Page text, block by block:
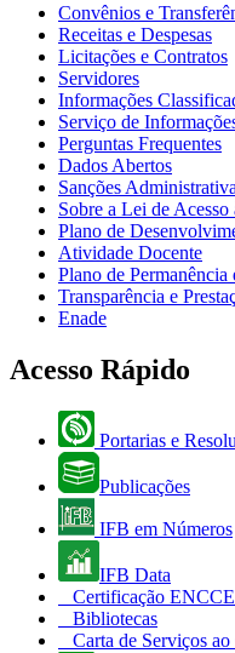
Convênios e
Receitas e Despesas
Licitações e Contratos
Servidores
Informações
Serviço de
Perguntas Frequentes
Dados Abertos
Sanções
Sobre a Lei de
Plano de
Atividade Docente
Plano de Permanência
Transparência e
Enade
Acesso Rápido
Portarias e
Publicações
IFB em Números
IFB Data
Certificação
Bibliotecas
Carta de Serviços